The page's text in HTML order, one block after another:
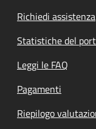
Richiedi assistenza
Statistiche del
Leggi le FAQ
Pagamenti
Riepilogo